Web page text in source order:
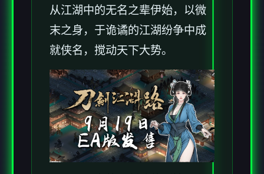
从江湖中的无名之辈伊始，以微
末之身，于诡谲的江湖纷争中成
就侠名，搅动天下大势。